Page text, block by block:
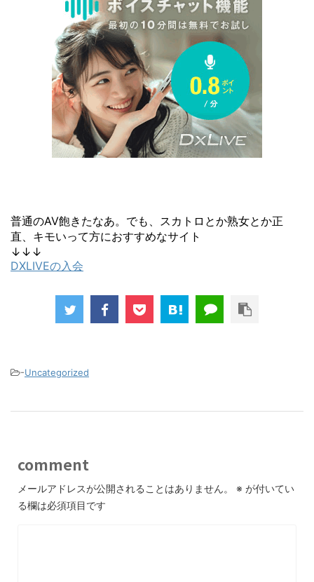
普通のAV飽きたなあ。でも、スカトロとか熟女とか正
直、キモいって方におすすめなサイト
↓↓↓
DXLIVEの入会
-Uncategorized
comment
メールアドレスが公開されることはありません。 ※ が付いてい
る欄は必須項目です